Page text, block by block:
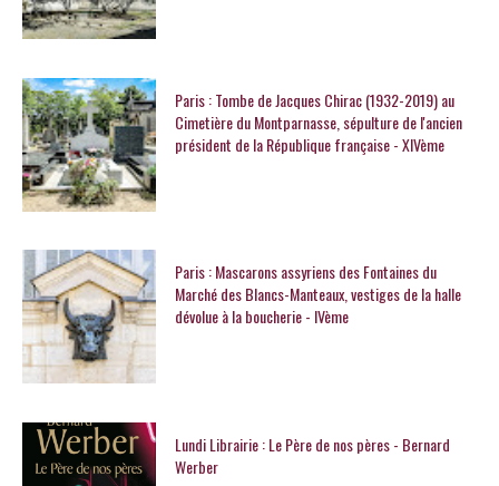
Paris : Tombe de Jacques Chirac (1932-2019) au
Cimetière du Montparnasse, sépulture de l'ancien
président de la République française - XIVème
Paris : Mascarons assyriens des Fontaines du
Marché des Blancs-Manteaux, vestiges de la halle
dévolue à la boucherie - IVème
Lundi Librairie : Le Père de nos pères - Bernard
Werber